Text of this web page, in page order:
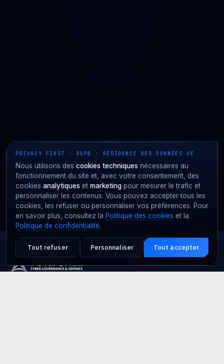
Attaque en cours ?
PRIVACY FIRST · RGPD · RÉSIDENCE DES DONNÉES UE
Nous utilisons des cookies techniques nécessaires au
fonctionnement du site et, avec votre consentement, des
cookies analytiques et marketing pour mesurer le trafic et
personnaliser les contenus. Vous pouvez accepter tous les
cookies, les refuser ou personnaliser vos préférences. Pour
en savoir plus, consultez la Politique des cookies et la
Politique de confidentialité.
Tout refuser Personnaliser Tout accepter